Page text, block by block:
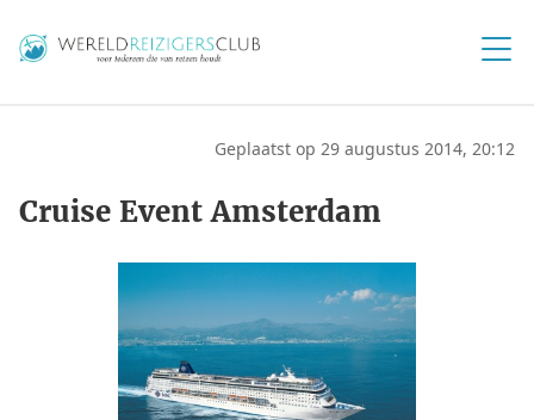
Geplaatst op 29 augustus 2014, 20:12
Cruise Event Amsterdam